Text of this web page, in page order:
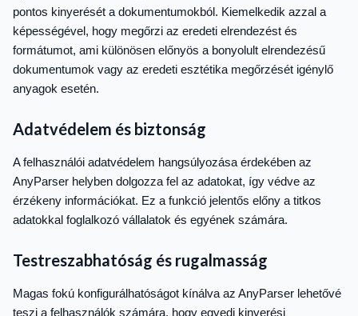
pontos kinyerését a dokumentumokból. Kiemelkedik azzal a
képességével, hogy megőrzi az eredeti elrendezést és
formátumot, ami különösen előnyös a bonyolult elrendezésű
dokumentumok vagy az eredeti esztétika megőrzését igénylő
anyagok esetén.
Adatvédelem és biztonság
A felhasználói adatvédelem hangsúlyozása érdekében az
AnyParser helyben dolgozza fel az adatokat, így védve az
érzékeny információkat. Ez a funkció jelentős előny a titkos
adatokkal foglalkozó vállalatok és egyének számára.
Testreszabhatóság és rugalmasság
Magas fokú konfigurálhatóságot kínálva az AnyParser lehetővé
teszi a felhasználók számára, hogy egyedi kinyerési